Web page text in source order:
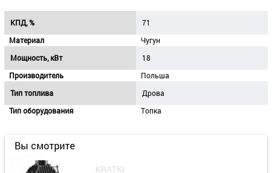
КПД, %
71
Материал
Чугун
Мощность, кВт
18
Производитель
Польша
Тип топлива
Дрова
Тип оборудования
Топка
Вы смотрите
KRATKI